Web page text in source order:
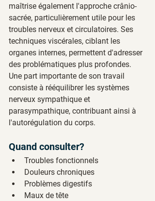
maîtrise également l'approche crânio-
sacrée, particulièrement utile pour les
troubles nerveux et circulatoires. Ses
techniques viscérales, ciblant les
organes internes, permettent d'adresser
des problématiques plus profondes.
Une part importante de son travail
consiste à rééquilibrer les systèmes
nerveux sympathique et
parasympathique, contribuant ainsi à
l'autorégulation du corps.
Quand consulter?
Troubles fonctionnels
Douleurs chroniques
Problèmes digestifs
Maux de tête